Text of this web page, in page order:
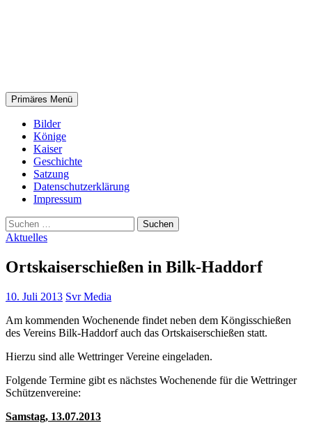
Schützenverein Rothenberge
e.V.
Suchen
Primäres Menü Zum
Inhalt
Bilder
Könige
Kaiser
Geschichte
Satzung
Datenschutzerklärung
Impressum
Suchen
nach:
Aktuelles
Ortskaiserschießen in Bilk-Haddorf
10. Juli 2013 Svr Media
Am kommenden Wochenende findet neben dem Köngisschießen
des Vereins Bilk-Haddorf auch das Ortskaiserschießen statt.
Hierzu sind alle Wettringer Vereine eingeladen.
Folgende Termine gibt es nächstes Wochenende für die Wettringer
Schützenvereine:
Samstag, 13.07.2013